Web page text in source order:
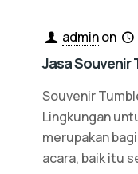
adminon
Jasa Souvenir
Souvenir
Lingkungan
merupakan
acara, baik itu